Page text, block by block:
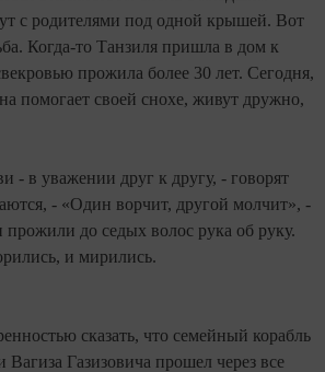
с родителями под одной крышей. Вот
Когда-то Танзиля пришла в дом к
прожила более 30 лет. Сегодня,
помогает своей снохе, живут дружно,
- в уважении друг к другу, - говорят
- «Один ворчит, другой молчит», -
до седых волос рука об руку.
и мирились.
сказать, что семейный корабль
Газизовича прошел через все